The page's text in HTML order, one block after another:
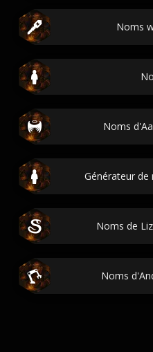
Noms
Noms
Générateur de
Noms de
Noms